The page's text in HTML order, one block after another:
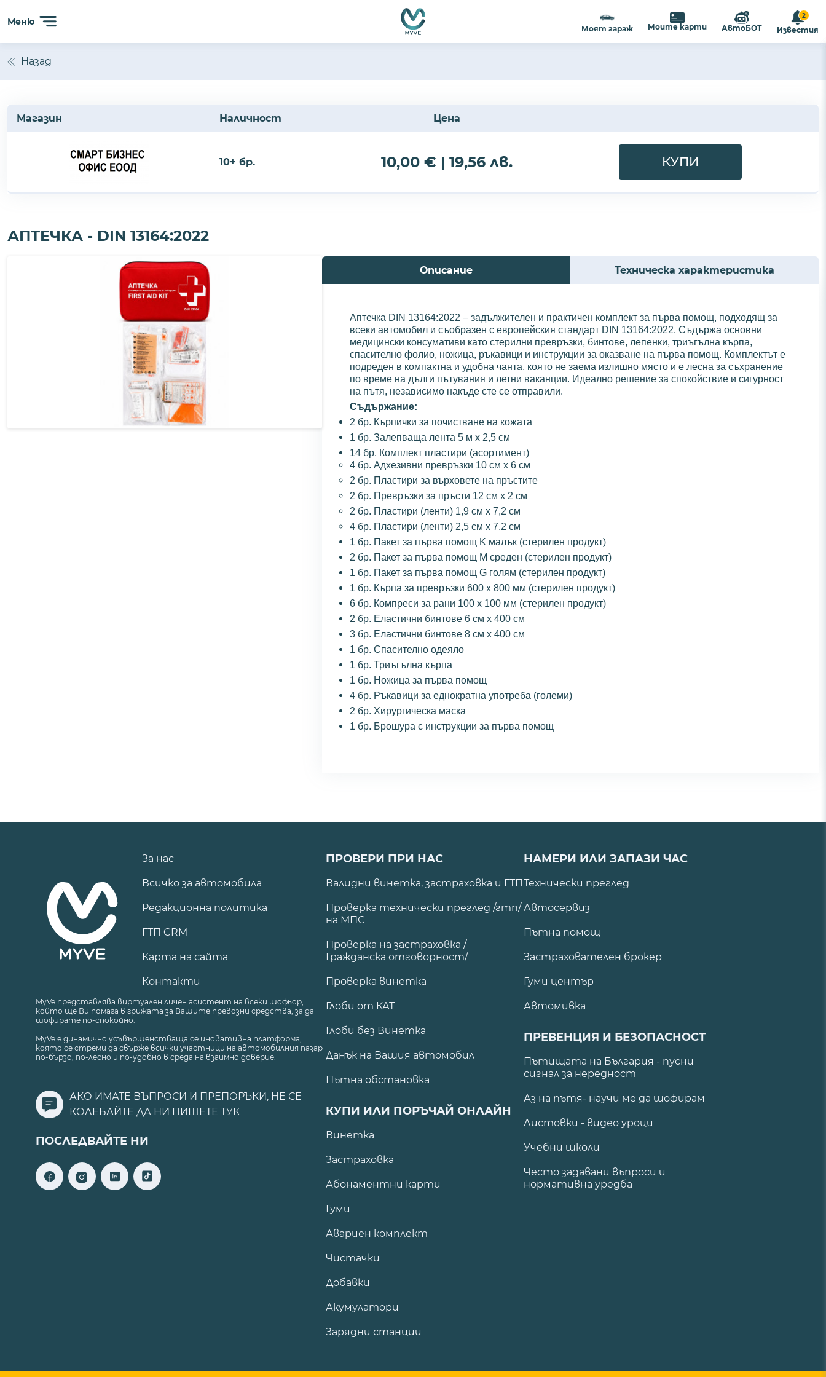
Меню
Моят гараж Моите карти АвтоБОТ
2
Известия
Назад
Магазин Наличност Цена
10+ бр. 10,00 € | 19,56 лв. КУПИ
АПТЕЧКА - DIN 13164:2022
Описание Техническа характеристика
Аптечка DIN 13164:2022 – задължителен и практичен комплект за първа помощ, подходящ за
всеки автомобил и съобразен с европейския стандарт DIN 13164:2022. Съдържа основни
медицински консумативи като стерилни превръзки, бинтове, лепенки, триъгълна кърпа,
спасително фолио, ножица, ръкавици и инструкции за оказване на първа помощ. Комплектът е
подреден в компактна и удобна чанта, която не заема излишно място и е лесна за съхранение
по време на дълги пътувания и летни ваканции. Идеално решение за спокойствие и сигурност
на пътя, независимо накъде сте се отправили.
Съдържание:
2 бр. Кърпички за почистване на кожата
1 бр. Залепваща лента 5 м x 2,5 см
14 бр. Комплект пластири (асортимент)
4 бр. Адхезивни превръзки 10 см x 6 см
2 бр. Пластири за върховете на пръстите
2 бр. Превръзки за пръсти 12 см x 2 см
2 бр. Пластири (ленти) 1,9 см x 7,2 см
4 бр. Пластири (ленти) 2,5 см x 7,2 см
1 бр. Пакет за първа помощ K малък (стерилен продукт)
2 бр. Пакет за първа помощ M среден (стерилен продукт)
1 бр. Пакет за първа помощ G голям (стерилен продукт)
1 бр. Кърпа за превръзки 600 x 800 мм (стерилен продукт)
6 бр. Компреси за рани 100 x 100 мм (стерилен продукт)
2 бр. Еластични бинтове 6 см x 400 см
3 бр. Еластични бинтове 8 см x 400 см
1 бр. Спасително одеяло
1 бр. Триъгълна кърпа
1 бр. Ножица за първа помощ
4 бр. Ръкавици за еднократна употреба (големи)
2 бр. Хирургическа маска
1 бр. Брошура с инструкции за първа помощ
За нас
Всичко за автомобила
Редакционна политика
ГТП CRM
Карта на сайта
Контакти
MyVe представлява виртуален личен асистент на всеки шофьор,
който ще Ви помага в грижата за Вашите превозни средства, за да
шофирате по-спокойно.
MyVe е динамично усъвършенстваща се иновативна платформа,
която се стреми да свърже всички участници на автомобилния пазар
по-бързо, по-лесно и по-удобно в среда на взаимно доверие.
АКО ИМАТЕ ВЪПРОСИ И ПРЕПОРЪКИ, НЕ СЕ
КОЛЕБАЙТЕ ДА НИ ПИШЕТЕ ТУК
ПОСЛЕДВАЙТЕ НИ
ПРОВЕРИ ПРИ НАС
Валидни винетка, застраховка и ГТП
Проверка технически преглед /гтп/
на МПС
Проверка на застраховка /
Гражданска отговорност/
Проверка винетка
Глоби от КАТ
Глоби без Винетка
Данък на Вашия автомобил
Пътна обстановка
КУПИ ИЛИ ПОРЪЧАЙ ОНЛАЙН
Винетка
Застраховка
Абонаментни карти
Гуми
Авариен комплект
Чистачки
Добавки
Акумулатори
Зарядни станции
НАМЕРИ ИЛИ ЗАПАЗИ ЧАС
Технически преглед
Автосервиз
Пътна помощ
Застрахователен брокер
Гуми център
Автомивка
ПРЕВЕНЦИЯ И БЕЗОПАСНОСТ
Пътищата на България - пусни
сигнал за нередност
Аз на пътя- научи ме да шофирам
Листовки - видео уроци
Учебни школи
Често задавани въпроси и
нормативна уредба